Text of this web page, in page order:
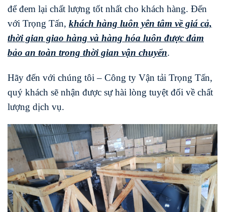
để đem lại chất lượng tốt nhất cho khách hàng. Đến
với Trọng Tấn, khách hàng luôn yên tâm về giá cả,
thời gian giao hàng và hàng hóa luôn được đảm
bảo an toàn trong thời gian vận chuyển.
Hãy đến với chúng tôi – Công ty Vận tải Trọng Tấn,
quý khách sẽ nhận được sự hài lòng tuyệt đối về chất
lượng dịch vụ.